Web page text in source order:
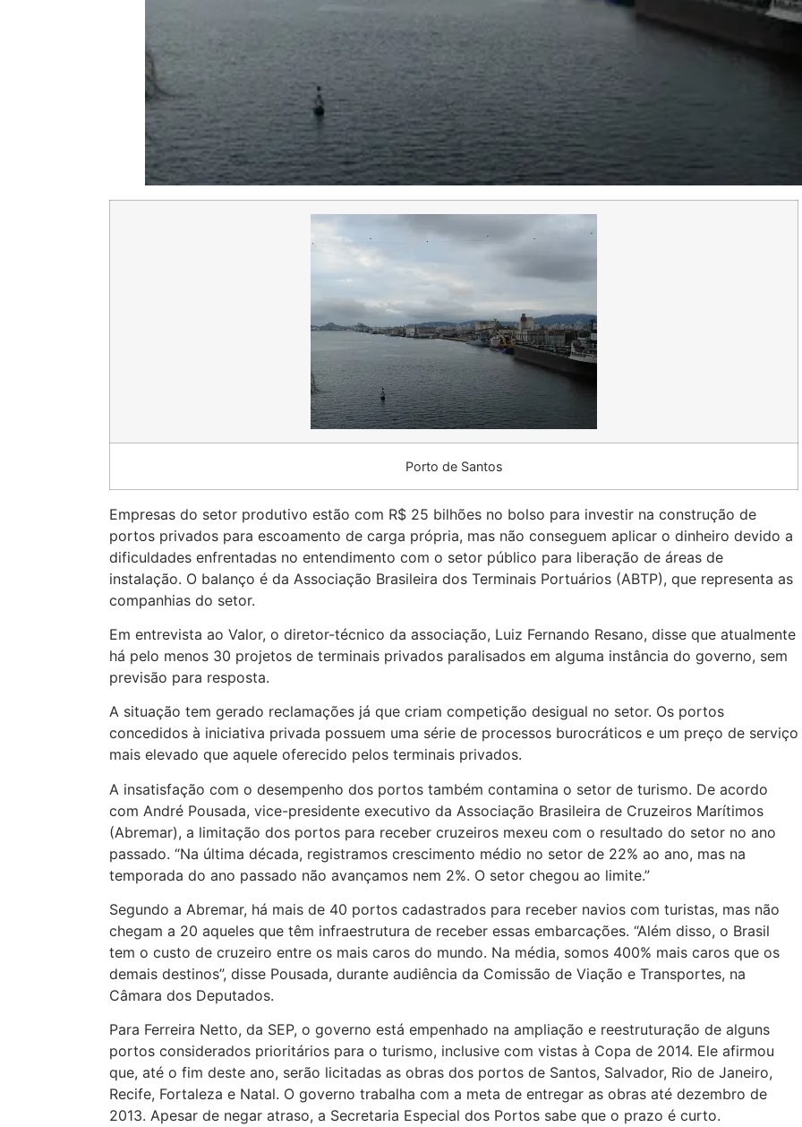
Porto de Santos
Empresas do setor produtivo estão com R$ 25 bilhões no bolso para investir na construção de
portos privados para escoamento de carga própria, mas não conseguem aplicar o dinheiro devido a
dificuldades enfrentadas no entendimento com o setor público para liberação de áreas de
instalação. O balanço é da Associação Brasileira dos Terminais Portuários (ABTP), que representa as
companhias do setor.
Em entrevista ao Valor, o diretor-técnico da associação, Luiz Fernando Resano, disse que atualmente
há pelo menos 30 projetos de terminais privados paralisados em alguma instância do governo, sem
previsão para resposta.
A situação tem gerado reclamações já que criam competição desigual no setor. Os portos
concedidos à iniciativa privada possuem uma série de processos burocráticos e um preço de serviço
mais elevado que aquele oferecido pelos terminais privados.
A insatisfação com o desempenho dos portos também contamina o setor de turismo. De acordo
com André Pousada, vice-presidente executivo da Associação Brasileira de Cruzeiros Marítimos
(Abremar), a limitação dos portos para receber cruzeiros mexeu com o resultado do setor no ano
passado. “Na última década, registramos crescimento médio no setor de 22% ao ano, mas na
temporada do ano passado não avançamos nem 2%. O setor chegou ao limite.”
Segundo a Abremar, há mais de 40 portos cadastrados para receber navios com turistas, mas não
chegam a 20 aqueles que têm infraestrutura de receber essas embarcações. “Além disso, o Brasil
tem o custo de cruzeiro entre os mais caros do mundo. Na média, somos 400% mais caros que os
demais destinos”, disse Pousada, durante audiência da Comissão de Viação e Transportes, na
Câmara dos Deputados.
Para Ferreira Netto, da SEP, o governo está empenhado na ampliação e reestruturação de alguns
portos considerados prioritários para o turismo, inclusive com vistas à Copa de 2014. Ele afirmou
que, até o fim deste ano, serão licitadas as obras dos portos de Santos, Salvador, Rio de Janeiro,
Recife, Fortaleza e Natal. O governo trabalha com a meta de entregar as obras até dezembro de
2013. Apesar de negar atraso, a Secretaria Especial dos Portos sabe que o prazo é curto.